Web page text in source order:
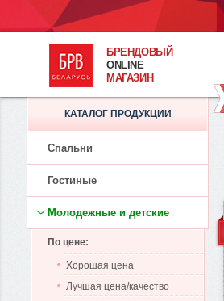
БРЕНДОВЫЙ
ONLINE
МАГАЗИН
КАТАЛОГ ПРОДУКЦИИ
Спальни
Гостиные
Молодежные и детские
По цене:
Хорошая цена
Лучшая цена/качество